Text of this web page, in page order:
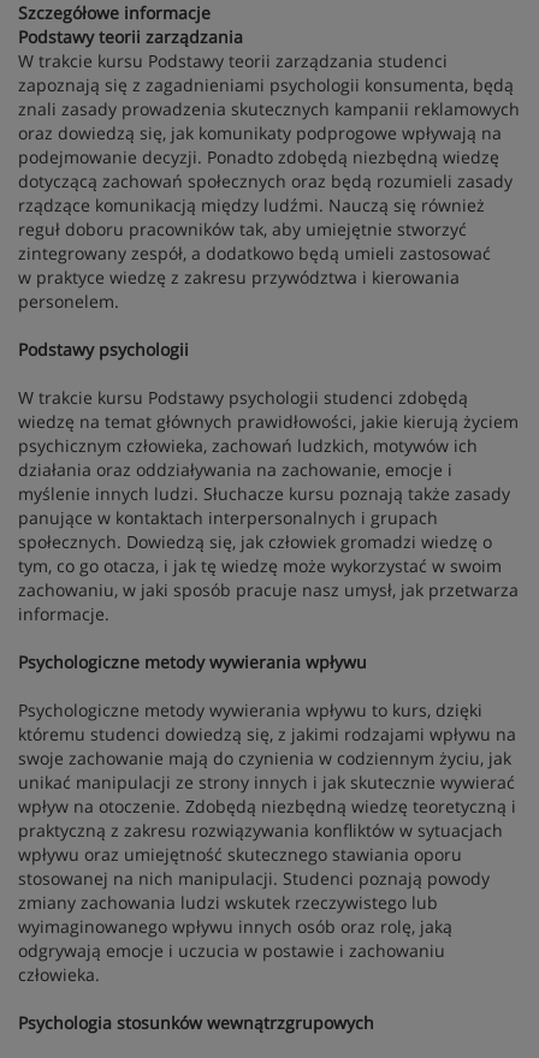
Szczegółowe informacje
Podstawy teorii zarządzania
W trakcie kursu Podstawy teorii zarządzania studenci
zapoznają się z zagadnieniami psychologii konsumenta, będą
znali zasady prowadzenia skutecznych kampanii reklamowych
oraz dowiedzą się, jak komunikaty podprogowe wpływają na
podejmowanie decyzji. Ponadto zdobędą niezbędną wiedzę
dotyczącą zachowań społecznych oraz będą rozumieli zasady
rządzące komunikacją między ludźmi. Nauczą się również
reguł doboru pracowników tak, aby umiejętnie stworzyć
zintegrowany zespół, a dodatkowo będą umieli zastosować
w praktyce wiedzę z zakresu przywództwa i kierowania
personelem.
Podstawy psychologii
W trakcie kursu Podstawy psychologii studenci zdobędą
wiedzę na temat głównych prawidłowości, jakie kierują życiem
psychicznym człowieka, zachowań ludzkich, motywów ich
działania oraz oddziaływania na zachowanie, emocje i
myślenie innych ludzi. Słuchacze kursu poznają także zasady
panujące w kontaktach interpersonalnych i grupach
społecznych. Dowiedzą się, jak człowiek gromadzi wiedzę o
tym, co go otacza, i jak tę wiedzę może wykorzystać w swoim
zachowaniu, w jaki sposób pracuje nasz umysł, jak przetwarza
informacje.
Psychologiczne metody wywierania wpływu
Psychologiczne metody wywierania wpływu to kurs, dzięki
któremu studenci dowiedzą się, z jakimi rodzajami wpływu na
swoje zachowanie mają do czynienia w codziennym życiu, jak
unikać manipulacji ze strony innych i jak skutecznie wywierać
wpływ na otoczenie. Zdobędą niezbędną wiedzę teoretyczną i
praktyczną z zakresu rozwiązywania konfliktów w sytuacjach
wpływu oraz umiejętność skutecznego stawiania oporu
stosowanej na nich manipulacji. Studenci poznają powody
zmiany zachowania ludzi wskutek rzeczywistego lub
wyimaginowanego wpływu innych osób oraz rolę, jaką
odgrywają emocje i uczucia w postawie i zachowaniu
człowieka.
Psychologia stosunków wewnątrzgrupowych